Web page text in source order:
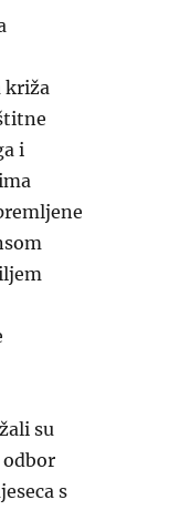
križa
i
su
odbor
s